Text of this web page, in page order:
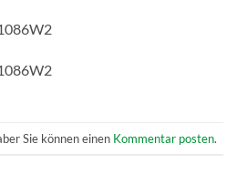
Sie können einen Kommentar posten.